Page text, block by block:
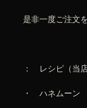
是非一度ご注文
： レシピ（当店
・ ハネムーン